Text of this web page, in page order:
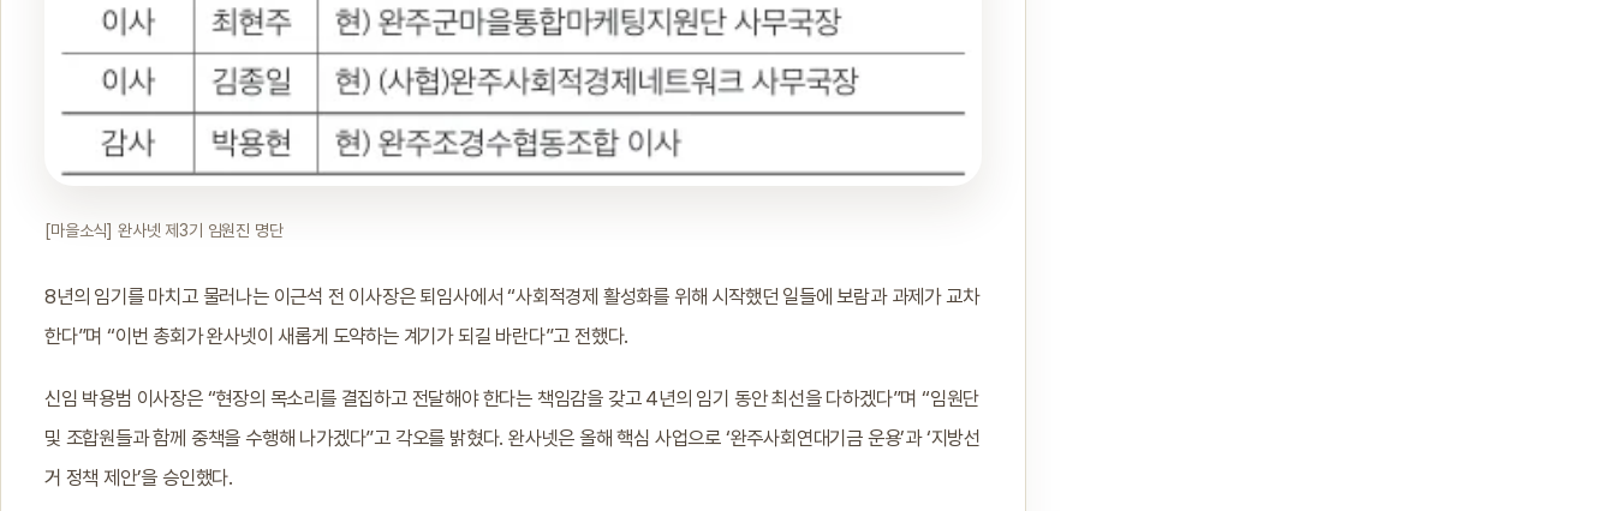
[마을소식] 완사넷 제3기 임원진 명단
8년의 임기를 마치고 물러나는 이근석 전 이사장은 퇴임사에서 “사회적경제 활성화를 위해 시작했던 일들에 보람과 과제가 교차
한다”며 “이번 총회가 완사넷이 새롭게 도약하는 계기가 되길 바란다”고 전했다.
신임 박용범 이사장은 “현장의 목소리를 결집하고 전달해야 한다는 책임감을 갖고 4년의 임기 동안 최선을 다하겠다”며 “임원단
및 조합원들과 함께 중책을 수행해 나가겠다”고 각오를 밝혔다. 완사넷은 올해 핵심 사업으로 ‘완주사회연대기금 운용’과 ‘지방선
거 정책 제안’을 승인했다.